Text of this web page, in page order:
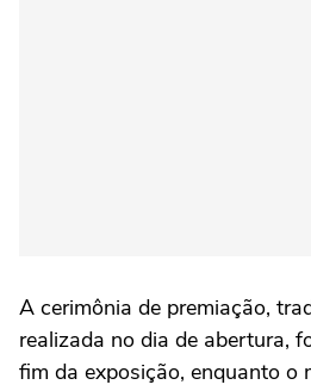
A cerimônia de premiação,
realizada no dia de abertura,
fim da exposição, enquanto o